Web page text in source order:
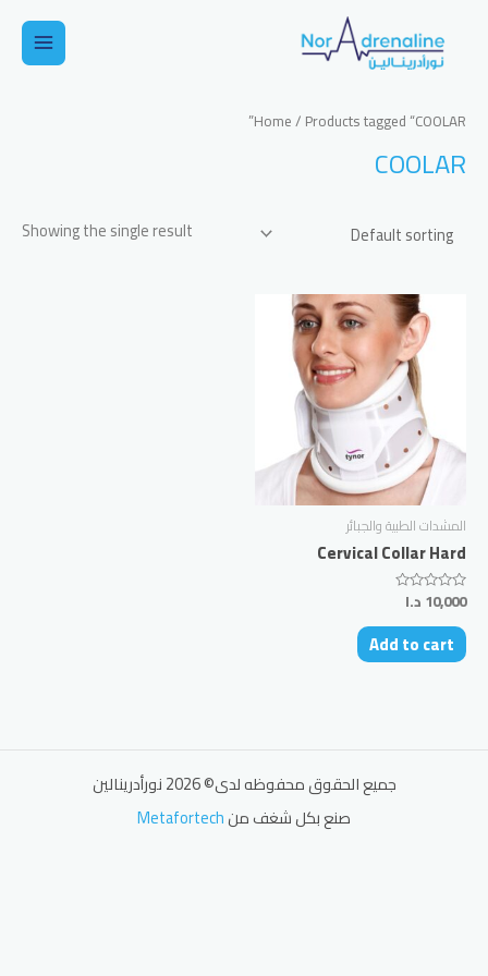
المحتوى
Main
Home/ Products tagged “COOLAR”
COOLAR
Showing the single result
المشدات الطبية والجبائر
Cervical Collar Hard
Rated
out
of
5
10,000 د.ا
Add to cart
جميع الحقوق محفوظه لدى© 2026 نورأدرينالين
صنع بكل شغف منMetafortech